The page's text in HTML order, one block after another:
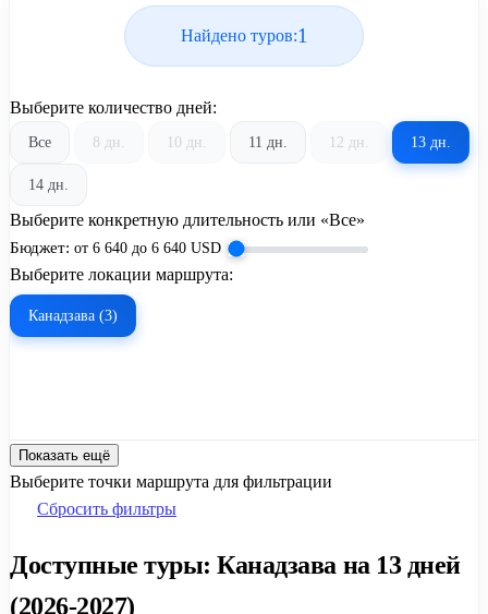
Найдено туров:1
Выберите количество дней:
Все 8 дн. 10 дн. 11 дн. 12 дн. 13 дн.
14 дн.
Выберите конкретную длительность или «Все»
Бюджет: от 6 640 до 6 640 USD
Выберите локации маршрута:
Канадзава (3)
Показать ещё
Выберите точки маршрута для фильтрации
Сбросить фильтры
Доступные туры: Канадзава на 13 дней
(2026-2027)